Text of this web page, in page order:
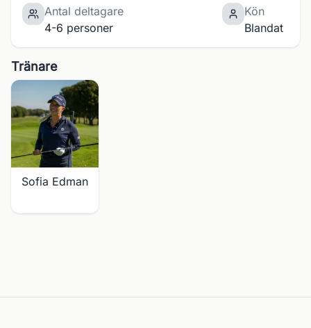
Antal deltagare
4-6 personer
Kön
Blandat
Tränare
Sofia Edman